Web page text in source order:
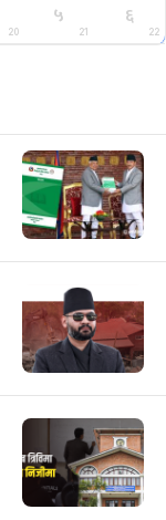
20
५
21
६
22